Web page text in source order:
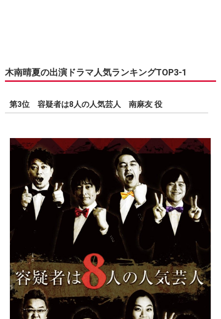
木南晴夏の出演ドラマ人気ランキングTOP3-1
第3位 容疑者は8人の人気芸人 南麻友 役